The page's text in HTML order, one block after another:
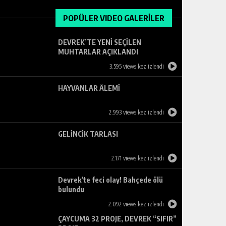
POPÜLER VIDEO GALERİLER
DEVREK’TE YENİ SEÇİLEN
MUHTARLAR AÇIKLANDI
3.595 views kez izlendi
HAYVANLAR ÂLEMİ
2.993 views kez izlendi
GELİNCİK TARLASI
2.171 views kez izlendi
Devrek’te feci olay! Bahçede ölü
bulundu
2.092 views kez izlendi
ÇAYCUMA 32 PROJE, DEVREK “SIFIR”